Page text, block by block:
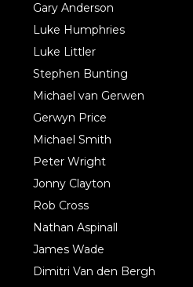
Gary Anderson
Luke Humphries
Luke Littler
Stephen Bunting
Michael van Gerwen
Gerwyn Price
Michael Smith
Peter Wright
Jonny Clayton
Rob Cross
Nathan Aspinall
James Wade
Dimitri Van den Bergh